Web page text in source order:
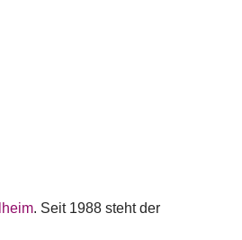
. Seit 1988 steht der